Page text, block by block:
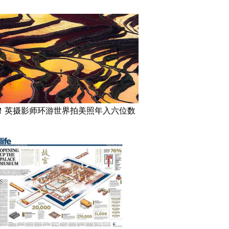
英摄影师环游世界拍美照年入六位数